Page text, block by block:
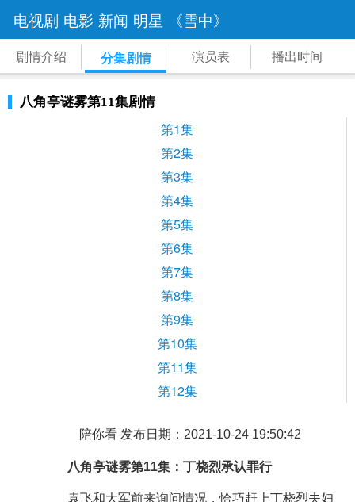
电视剧 电影 新闻 明星 《雪中》
剧情介绍 分集剧情 演员表 播出时间
八角亭谜雾第11集剧情
第1集
第2集
第3集
第4集
第5集
第6集
第7集
第8集
第9集
第10集
第11集
第12集
陪你看 发布日期：2021-10-24 19:50:42
八角亭谜雾第11集：丁桡烈承认罪行
袁飞和大军前来询问情况，恰巧赶上丁桡烈夫妇